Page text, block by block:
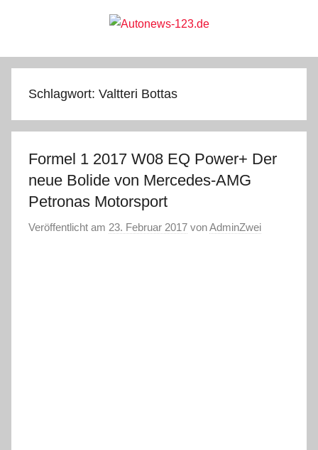
Autonews-
123.de
Schlagwort: Valtteri Bottas
Formel 1 2017 W08 EQ Power+ Der
neue Bolide von Mercedes-AMG
Petronas Motorsport
Veröffentlicht am 23. Februar 2017 vonAdminZwei